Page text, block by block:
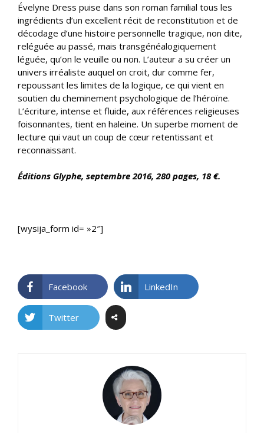
Évelyne Dress puise dans son roman familial tous les
ingrédients d’un excellent récit de reconstitution et de
décodage d’une histoire personnelle tragique, non dite,
reléguée au passé, mais transgénéalogiquement
léguée, qu’on le veuille ou non. L’auteur a su créer un
univers irréaliste auquel on croit, dur comme fer,
repoussant les limites de la logique, ce qui vient en
soutien du cheminement psychologique de l’héroïne.
L’écriture, intense et fluide, aux références religieuses
foisonnantes, tient en haleine. Un superbe moment de
lecture qui vaut un coup de cœur retentissant et
reconnaissant.
Éditions Glyphe, septembre 2016, 280 pages, 18 €.
[wysija_form id= »2″]
Facebook LinkedIn
Twitter